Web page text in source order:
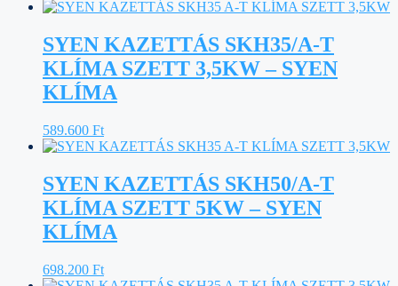
SYEN KAZETTÁS SKH35/A-T
KLÍMA SZETT 3,5KW – SYEN
KLÍMA
589.600 Ft
SYEN KAZETTÁS SKH50/A-T
KLÍMA SZETT 5KW – SYEN
KLÍMA
698.200 Ft